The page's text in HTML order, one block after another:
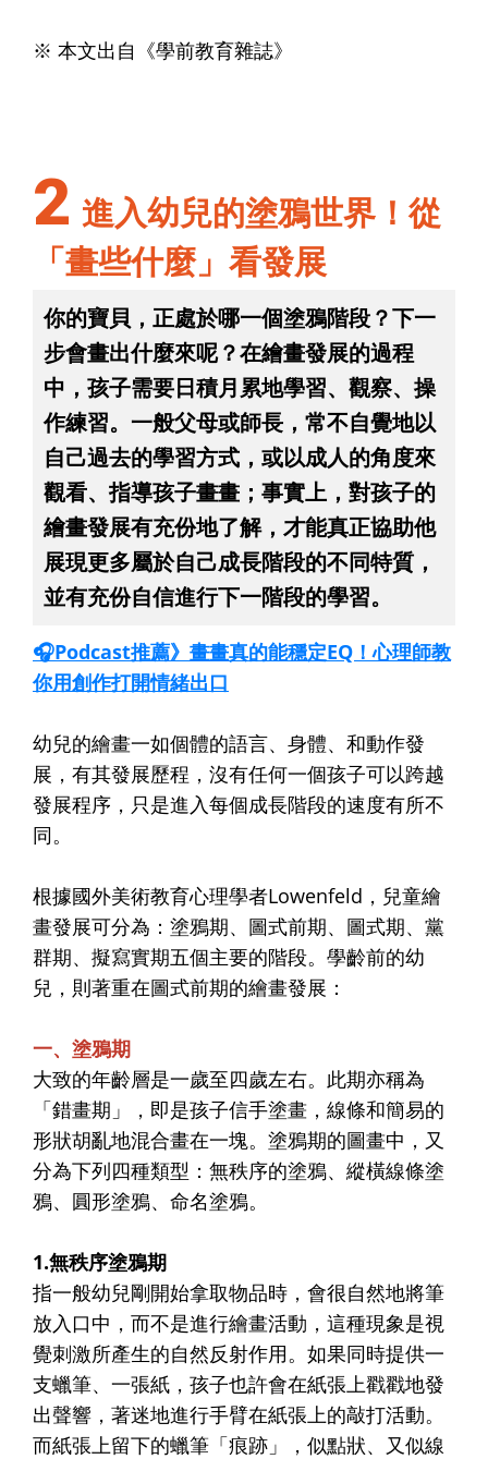
※ 本文出自《學前教育雜誌》
2 進入幼兒的塗鴉世界！從
「畫些什麼」看發展
你的寶貝，正處於哪一個塗鴉階段？下一
步會畫出什麼來呢？在繪畫發展的過程
中，孩子需要日積月累地學習、觀察、操
作練習。一般父母或師長，常不自覺地以
自己過去的學習方式，或以成人的角度來
觀看、指導孩子畫畫；事實上，對孩子的
繪畫發展有充份地了解，才能真正協助他
展現更多屬於自己成長階段的不同特質，
並有充份自信進行下一階段的學習。
🎧Podcast推薦》畫畫真的能穩定EQ！心理師教
你用創作打開情緒出口
幼兒的繪畫一如個體的語言、身體、和動作發
展，有其發展歷程，沒有任何一個孩子可以跨越
發展程序，只是進入每個成長階段的速度有所不
同。
根據國外美術教育心理學者Lowenfeld，兒童繪
畫發展可分為：塗鴉期、圖式前期、圖式期、黨
群期、擬寫實期五個主要的階段。學齡前的幼
兒，則著重在圖式前期的繪畫發展：
一、塗鴉期
大致的年齡層是一歲至四歲左右。此期亦稱為
「錯畫期」，即是孩子信手塗畫，線條和簡易的
形狀胡亂地混合畫在一塊。塗鴉期的圖畫中，又
分為下列四種類型：無秩序的塗鴉、縱橫線條塗
鴉、圓形塗鴉、命名塗鴉。
1.無秩序塗鴉期
指一般幼兒剛開始拿取物品時，會很自然地將筆
放入口中，而不是進行繪畫活動，這種現象是視
覺刺激所產生的自然反射作用。如果同時提供一
支蠟筆、一張紙，孩子也許會在紙張上戳戳地發
出聲響，著迷地進行手臂在紙張上的敲打活動。
而紙張上留下的蠟筆「痕跡」，似點狀、又似線